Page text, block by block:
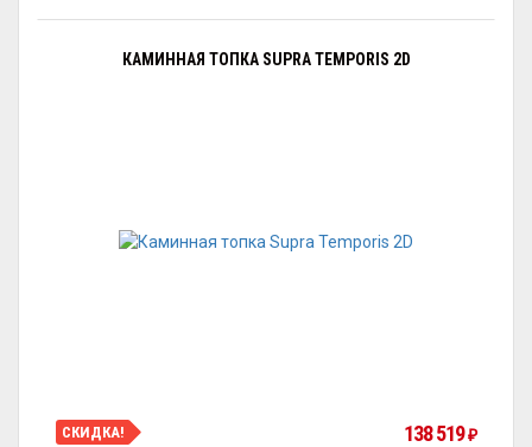
КАМИННАЯ ТОПКА SUPRA TEMPORIS 2D
СКИДКА! 138 519₽